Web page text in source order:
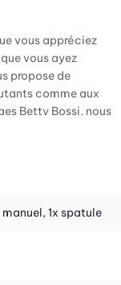
vous appréciez
vous ayez
propose de
comme aux
Betty Bossi, nous
carbonara:
1x spatule